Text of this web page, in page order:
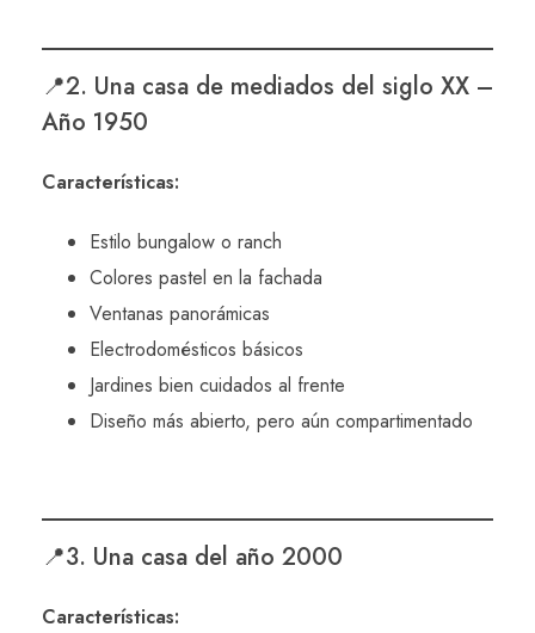
📍2. Una casa de mediados del siglo XX –
Año 1950
Características:
Estilo bungalow o ranch
Colores pastel en la fachada
Ventanas panorámicas
Electrodomésticos básicos
Jardines bien cuidados al frente
Diseño más abierto, pero aún compartimentado
📍3. Una casa del año 2000
Características: